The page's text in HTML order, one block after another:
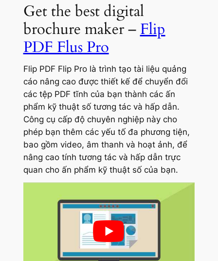
Get the best digital
brochure maker – Flip
PDF Flus Pro
Flip PDF Flip Pro là trình tạo tài liệu quảng
cáo nâng cao được thiết kế để chuyển đổi
các tệp PDF tĩnh của bạn thành các ấn
phẩm kỹ thuật số tương tác và hấp dẫn.
Công cụ cấp độ chuyên nghiệp này cho
phép bạn thêm các yếu tố đa phương tiện,
bao gồm video, âm thanh và hoạt ảnh, để
nâng cao tính tương tác và hấp dẫn trực
quan cho ấn phẩm kỹ thuật số của bạn.